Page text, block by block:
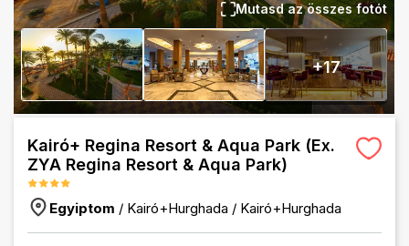
Mutasd az összes fotót
+17
Kairó+ Regina Resort & Aqua Park (Ex.
ZYA Regina Resort & Aqua Park)
Egyiptom / Kairó+Hurghada / Kairó+Hurghada